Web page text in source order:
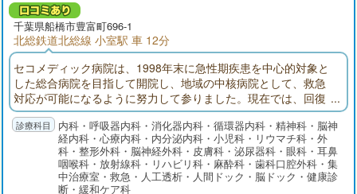
千葉県船橋市豊富町696-1
北総鉄道北総線 小室駅 車 12分
セコメディック病院は、1998年末に急性期疾患を中心的対象と
した総合病院を目指して開院し、地域の中核病院として、救急
対応が可能になるように努力して参りました。現在では、回復
期リハビリテーション病棟、地域包括ケア病棟を備え、在宅医
療にも注力しております。
内科・呼吸器内科・消化器内科・循環器内科・精神科・脳神
経内科・心療内科・内分泌内科・小児科・リウマチ科・外
科・整形外科・脳神経外科・皮膚科・泌尿器科・眼科・耳鼻
咽喉科・放射線科・リハビリ科・麻酔科・歯科口腔外科・集
中治療室・救急・人工透析・人間ドック・脳ドック・健康診
断・緩和ケア科